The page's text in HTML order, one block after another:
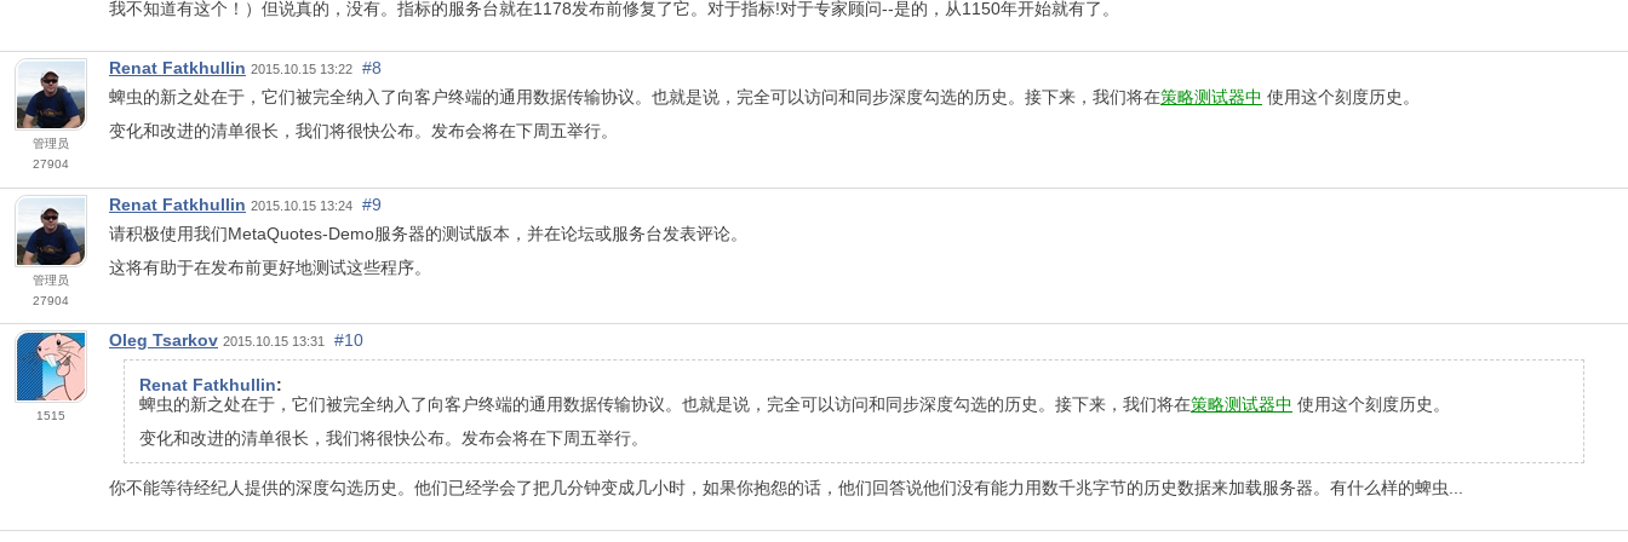
我不知道有这个！）但说真的，没有。指标的服务台就在1178发布前修复了它。对于指标!对于专家顾问--是的，从1150年开始就有了。
管理员
27904
Renat Fatkhullin 2015.10.15 13:22
#8
蜱虫的新之处在于，它们被完全纳入了向客户终端的通用数据传输协议。也就是说，完全可以访问和同步深度勾选的历史。接下来，我们将在策略测试器中 使用这个刻度历史。
变化和改进的清单很长，我们将很快公布。发布会将在下周五举行。
管理员
27904
Renat Fatkhullin 2015.10.15 13:24
#9
请积极使用我们MetaQuotes-Demo服务器的测试版本，并在论坛或服务台发表评论。
这将有助于在发布前更好地测试这些程序。
1515
Oleg Tsarkov 2015.10.15 13:31 #10
Renat Fatkhullin:
蜱虫的新之处在于，它们被完全纳入了向客户终端的通用数据传输协议。也就是说，完全可以访问和同步深度勾选的历史。接下来，我们将在策略测试器中 使用这个刻度历史。
变化和改进的清单很长，我们将很快公布。发布会将在下周五举行。
你不能等待经纪人提供的深度勾选历史。他们已经学会了把几分钟变成几小时，如果你抱怨的话，他们回答说他们没有能力用数千兆字节的历史数据来加载服务器。有什么样的蜱虫...